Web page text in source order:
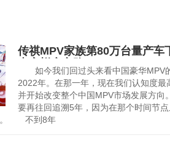
传祺MPV家族第80万台量产车
专家蜕变之路！
如今我们回过头来看中国豪华MPV
2022年。在那一年，现在我们认知度
并开始改变整个中国MPV市场发展方向
要再往回追溯5年，因为在那个时间节
。 不到8年